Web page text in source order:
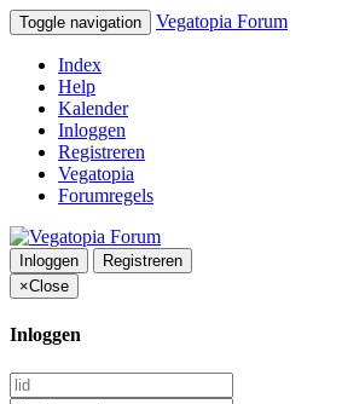
Toggle navigation Vegatopia Forum
Index
Help
Kalender
Inloggen
Registreren
Vegatopia
Forumregels
Inloggen
Registreren
×Close
Inloggen